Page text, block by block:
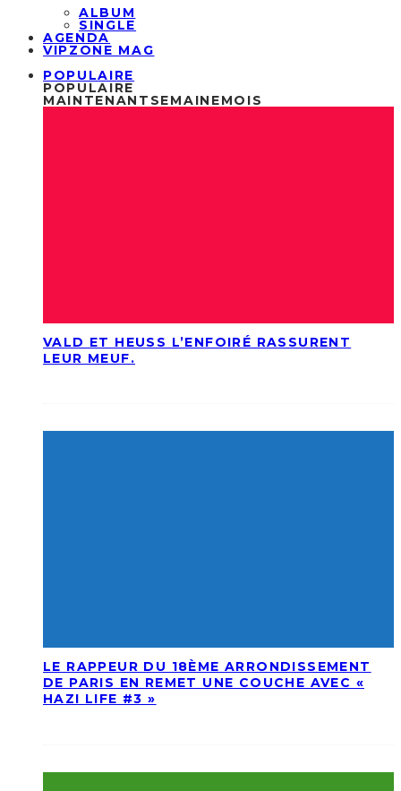
ALBUM
SINGLE
AGENDA
VIPZONE MAG
POPULAIRE
POPULAIRE
MAINTENANT SEMAINEMOIS
VALD ET HEUSS L’ENFOIRÉ RASSURENT
LEUR MEUF.
LE RAPPEUR DU 18ÈME ARRONDISSEMENT
DE PARIS EN REMET UNE COUCHE AVEC «
HAZI LIFE #3 »